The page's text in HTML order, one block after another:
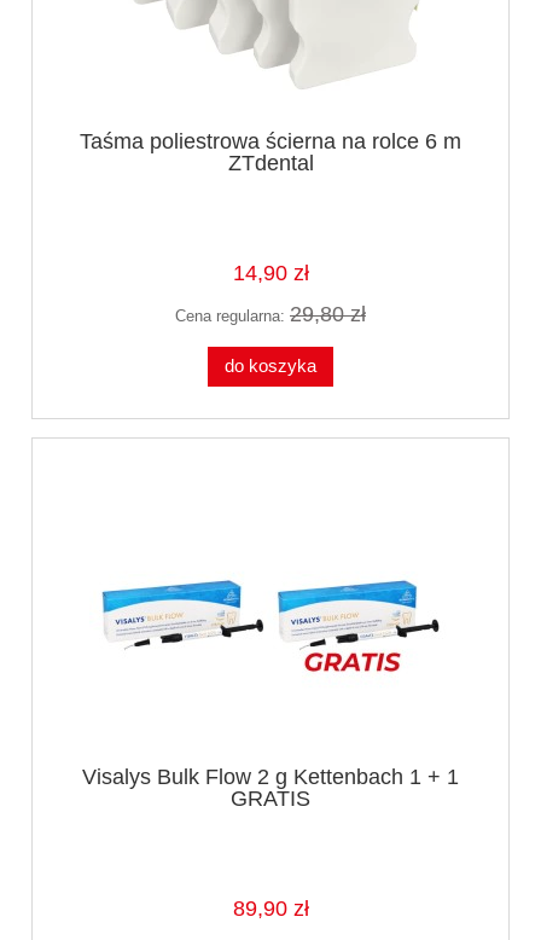
Taśma poliestrowa ścierna na rolce 6 m
ZTdental
14,90 zł
Cena regularna: 29,80 zł
do koszyka
Visalys Bulk Flow 2 g Kettenbach 1 + 1
GRATIS
89,90 zł